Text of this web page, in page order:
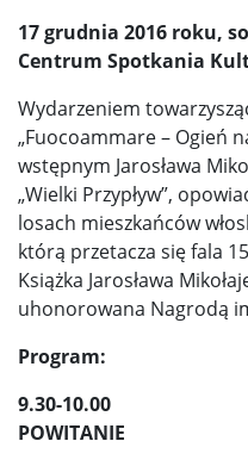
17 grudnia 2016 roku,
Centrum Spotkania
Wydarzeniem
„Fuocoammare – Ogień
wstępnym Jarosława
„Wielki Przypływ”,
losach mieszkańców
którą przetacza się fala
Książka Jarosława
uhonorowana Nagrodą
Program:
9.30-10.00
POWITANIE